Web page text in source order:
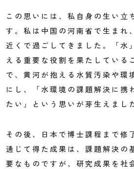
この思いには、私自身の生い立
す。私は中国の河南省で生まれ
近くで過ごしてきました。「水
える重要な役割を果たしている
で、黄河が抱える水質汚染や環
にし、「水環境の課題解決に携
たい」という思いが芽生えまし
その後、日本で博士課程まで修
通じて得た成果は、課題解決の
要なものですが、研究成果を社